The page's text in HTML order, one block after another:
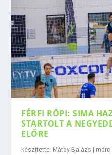
FÉRFI RÖPI: SIMA
STARTOLT A
ELŐRE
készítette: Mátay Balázs | márc